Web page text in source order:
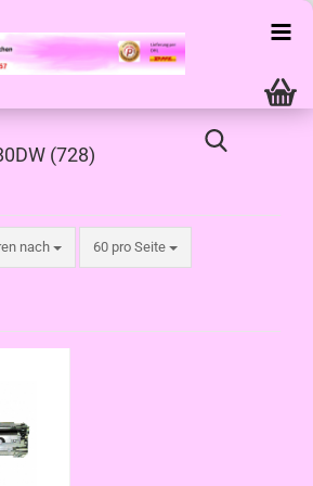
(728)
nach
nach 60 pro Seite
pro Seite